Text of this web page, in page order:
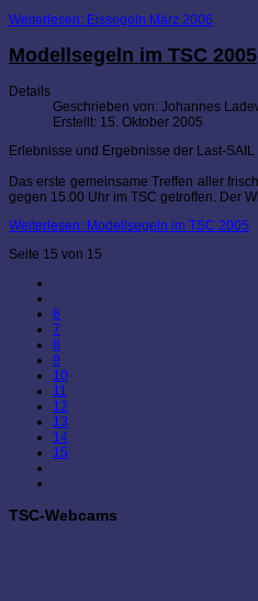
Weiterlesen: Eissegeln März 2006
Modellsegeln im TSC 2005
Details
Geschrieben von: Johannes
Erstellt: 15. Oktober 2005
Erlebnisse und Ergebnisse der Last-SAIL
Das erste gemeinsame Treffen aller
gegen 15.00 Uhr im TSC getroffen. Der
Weiterlesen: Modellsegeln im TSC 2005
Seite 15 von 15
6
7
8
9
10
11
12
13
14
15
TSC-Webcams